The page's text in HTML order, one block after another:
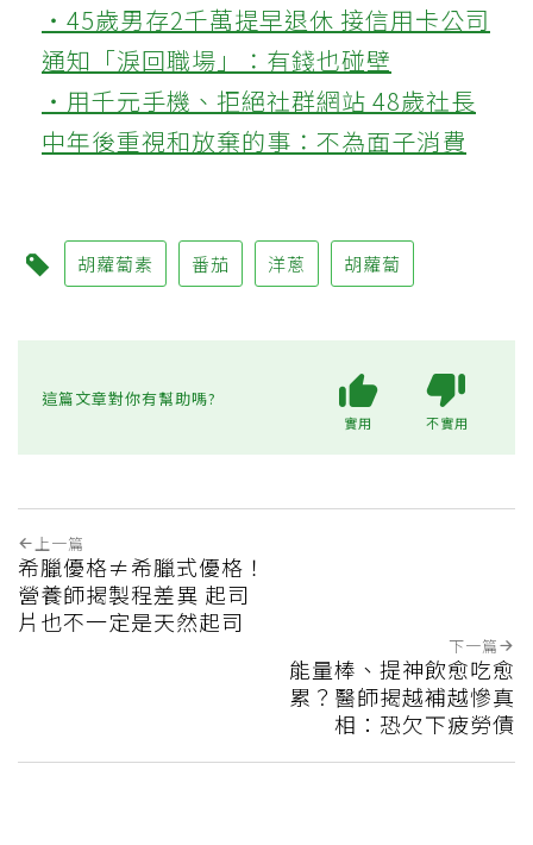
‧45歲男存2千萬提早退休 接信用卡公司
通知「淚回職場」：有錢也碰壁
‧用千元手機、拒絕社群網站 48歲社長
中年後重視和放棄的事：不為面子消費
胡蘿蔔素 番茄 洋蔥 胡蘿蔔
這篇文章對你有幫助嗎?
實用 不實用
上一篇
希臘優格≠希臘式優格！
營養師揭製程差異 起司
片也不一定是天然起司
下一篇
能量棒、提神飲愈吃愈
累？醫師揭越補越慘真
相：恐欠下疲勞債